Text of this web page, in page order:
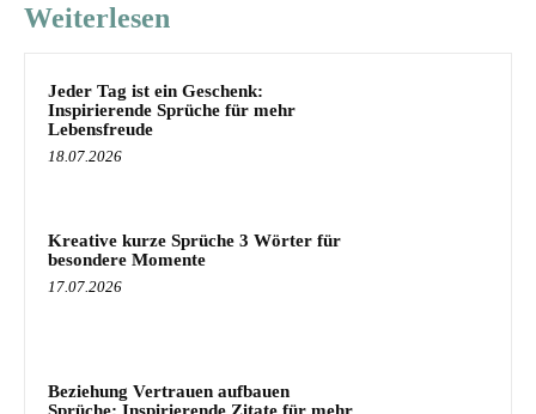
Weiterlesen
Jeder Tag ist ein Geschenk:
Inspirierende Sprüche für mehr
Lebensfreude
18.07.2026
Kreative kurze Sprüche 3 Wörter für
besondere Momente
17.07.2026
Beziehung Vertrauen aufbauen